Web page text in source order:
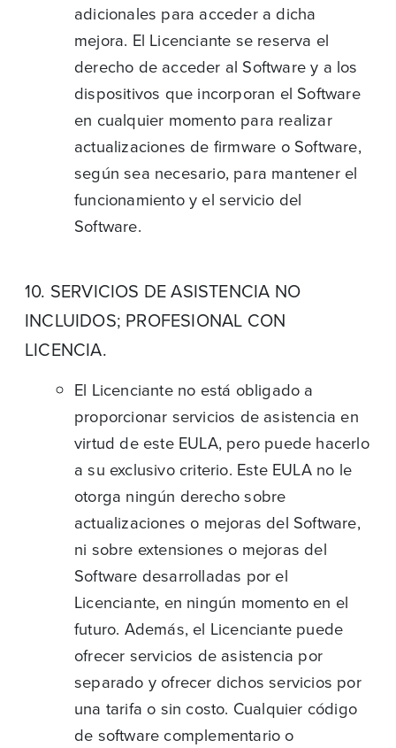
adicionales para acceder a dicha
mejora. El Licenciante se reserva el
derecho de acceder al Software y a los
dispositivos que incorporan el Software
en cualquier momento para realizar
actualizaciones de firmware o Software,
según sea necesario, para mantener el
funcionamiento y el servicio del
Software.
10. SERVICIOS DE ASISTENCIA NO
INCLUIDOS; PROFESIONAL CON
LICENCIA.
El Licenciante no está obligado a
proporcionar servicios de asistencia en
virtud de este EULA, pero puede hacerlo
a su exclusivo criterio. Este EULA no le
otorga ningún derecho sobre
actualizaciones o mejoras del Software,
ni sobre extensiones o mejoras del
Software desarrolladas por el
Licenciante, en ningún momento en el
futuro. Además, el Licenciante puede
ofrecer servicios de asistencia por
separado y ofrecer dichos servicios por
una tarifa o sin costo. Cualquier código
de software complementario o